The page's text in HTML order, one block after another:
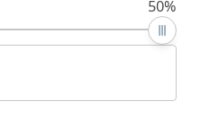
50%